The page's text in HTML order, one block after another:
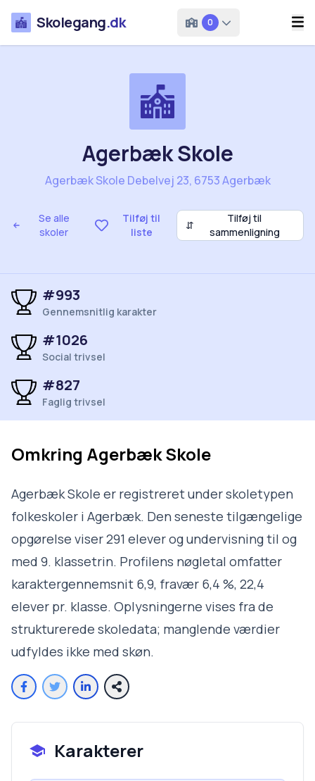
Skolegang.dk 0
Se alle
skoler
Tilføj til
liste
⇵
Tilføj til
sammenligning
Agerbæk Skole
Agerbæk Skole Debelvej 23, 6753 Agerbæk
#993
Gennemsnitlig karakter
#1026
Social trivsel
#827
Faglig trivsel
Omkring Agerbæk Skole
Agerbæk Skole er registreret under skoletypen
folkeskoler i Agerbæk. Den seneste tilgængelige
opgørelse viser 291 elever og undervisning til og
med 9. klassetrin. Profilens nøgletal omfatter
karaktergennemsnit 6,9, fravær 6,4 %, 22,4
elever pr. klasse. Oplysningerne vises fra de
strukturerede skoledata; manglende værdier
udfyldes ikke med skøn.
Karakterer